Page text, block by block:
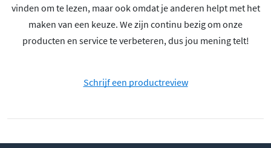
vinden om te lezen, maar ook omdat je anderen helpt met het
maken van een keuze. We zijn continu bezig om onze
producten en service te verbeteren, dus jou mening telt!
Schrijf een productreview